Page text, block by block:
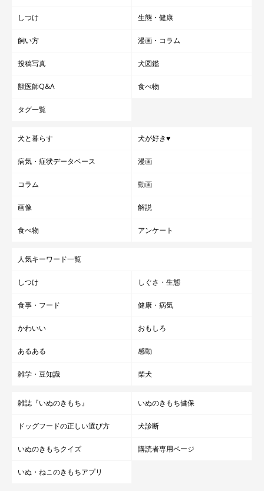
@rui___husky
ついた」
のだそう。たとえば、飼い主さんの夫が電話をしている
ときなどは騒がずに静かに待っているなど、状況をよく見て行動
るいくんは、家族にとって「なくてはならな
しつけ 生態・健康
飼い方 漫画・コラム
投稿写真 犬図鑑
獣医師Q&A 食べ物
タグ一覧
犬と暮らす 犬が好き♥
病気・症状データベース 漫画
コラム 動画
画像 解説
食べ物 アンケート
人気キーワード一覧
しつけ しぐさ・生態
食事・フード 健康・病気
かわいい おもしろ
あるある 感動
雑学・豆知識 柴犬
雑誌『いぬのきもち』 いぬのきもち健保
ドッグフードの正しい選び方 犬診断
いぬのきもちクイズ 購読者専用ページ
いぬ・ねこのきもちアプリ